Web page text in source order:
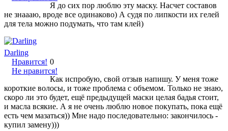
Я до сих пор люблю эту маску. Насчет составов
не знаааю, вроде все одинаково) А судя по липкости их гелей
для тела можно подумать, что там клей)
Darling
Нравится!
Не нравится!
0
Как испробую, свой отзыв напишу. У меня тоже
короткие волосы, и тоже проблема с объемом. Только не знаю,
скоро ли это будет, ещё предыдущей маски целая бадья стоит,
и масла всякие. А я не очень люблю новое покупать, пока ещё
есть чем мазаться)) Мне надо последовательно: закончилось -
купил замену)))